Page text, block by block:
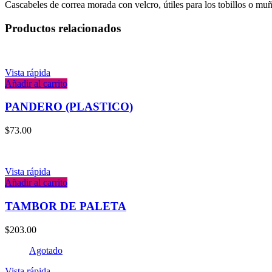
Cascabeles de correa morada con velcro, útiles para los tobillos o
Productos relacionados
Vista rápida
Añadir al carrito
PANDERO (PLASTICO)
$73.00
Vista rápida
Añadir al carrito
TAMBOR DE PALETA
$203.00
Agotado